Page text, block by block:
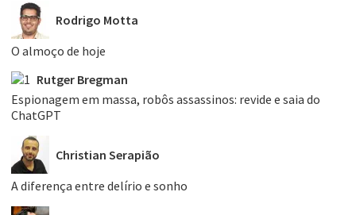
Rodrigo Motta
O almoço de hoje
Rutger Bregman
Espionagem em massa, robôs assassinos: revide e saia do
ChatGPT
Christian Serapião
A diferença entre delírio e sonho